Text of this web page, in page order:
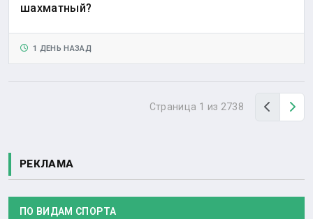
шахматный?
1 ДЕНЬ НАЗАД
Страница 1 из 2738 Назад
РЕКЛАМА
ПО ВИДАМ СПОРТА